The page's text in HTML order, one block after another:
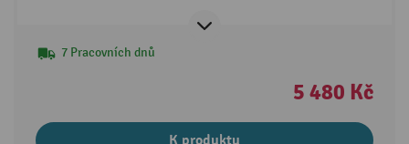
7 Pracovních dnů
5 480 Kč
K produktu